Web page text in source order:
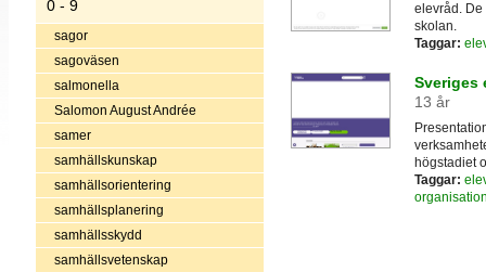
0 - 9
sagor
sagoväsen
salmonella
Salomon August Andrée
samer
samhällskunskap
samhällsorientering
samhällsplanering
samhällsskydd
samhällsvetenskap
elevråd. De
skolan.
Taggar:
Sveriges
13 år
högstadiet
Taggar: